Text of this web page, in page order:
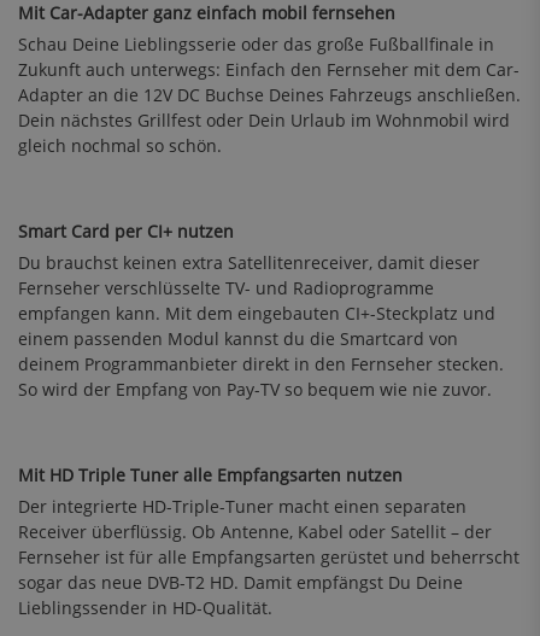
Mit Car-Adapter ganz einfach mobil fernsehen
Schau Deine Lieblingsserie oder das große Fußballfinale in
Zukunft auch unterwegs: Einfach den Fernseher mit dem Car-
Adapter an die 12V DC Buchse Deines Fahrzeugs anschließen.
Dein nächstes Grillfest oder Dein Urlaub im Wohnmobil wird
gleich nochmal so schön.
Smart Card per CI+ nutzen
Du brauchst keinen extra Satellitenreceiver, damit dieser
Fernseher verschlüsselte TV- und Radioprogramme
empfangen kann. Mit dem eingebauten CI+-Steckplatz und
einem passenden Modul kannst du die Smartcard von
deinem Programmanbieter direkt in den Fernseher stecken.
So wird der Empfang von Pay-TV so bequem wie nie zuvor.
Mit HD Triple Tuner alle Empfangsarten nutzen
Der integrierte HD-Triple-Tuner macht einen separaten
Receiver überflüssig. Ob Antenne, Kabel oder Satellit – der
Fernseher ist für alle Empfangsarten gerüstet und beherrscht
sogar das neue DVB-T2 HD. Damit empfängst Du Deine
Lieblingssender in HD-Qualität.